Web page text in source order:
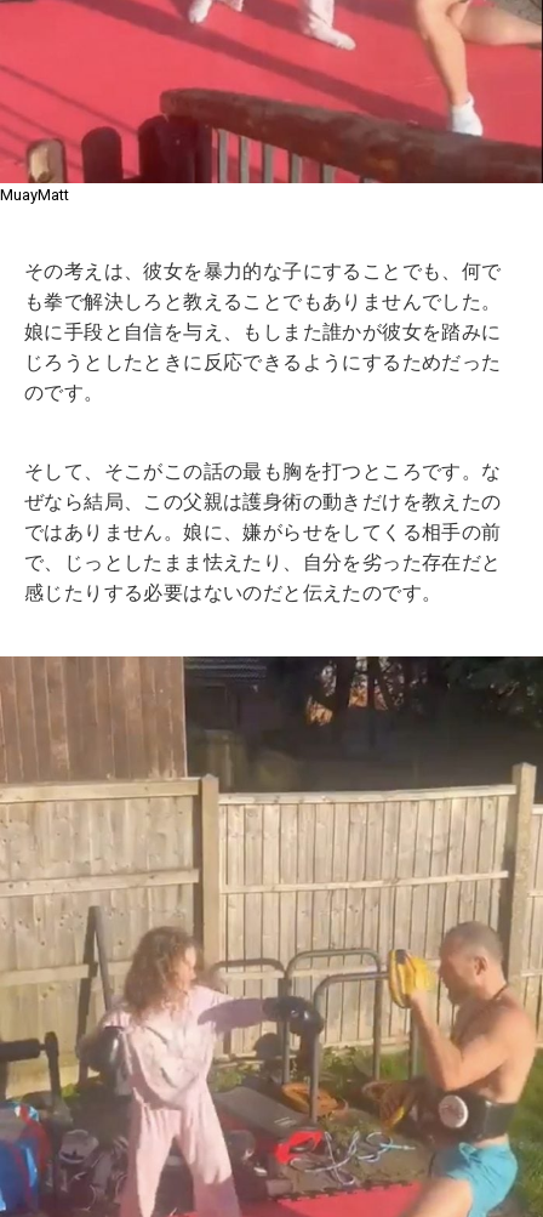
MuayMatt
その考えは、彼女を暴力的な子にすることでも、何で
も拳で解決しろと教えることでもありませんでした。
娘に手段と自信を与え、もしまた誰かが彼女を踏みに
じろうとしたときに反応できるようにするためだった
のです。
そして、そこがこの話の最も胸を打つところです。な
ぜなら結局、この父親は護身術の動きだけを教えたの
ではありません。娘に、嫌がらせをしてくる相手の前
で、じっとしたまま怯えたり、自分を劣った存在だと
感じたりする必要はないのだと伝えたのです。